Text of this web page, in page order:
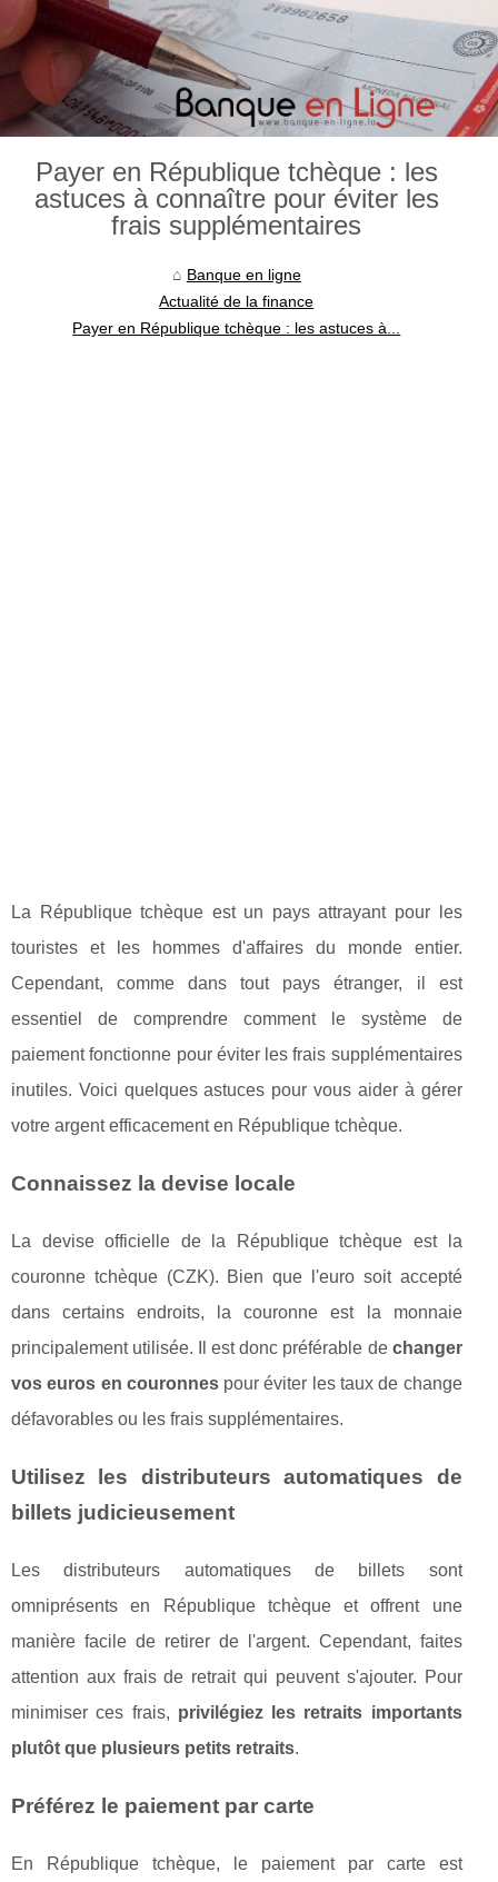
Payer en République tchèque : les
astuces à connaître pour éviter les
frais supplémentaires
Banque en ligne
Actualité de la finance
Payer en République tchèque : les astuces à...
La République tchèque est un pays attrayant pour les
touristes et les hommes d'affaires du monde entier.
Cependant, comme dans tout pays étranger, il est
essentiel de comprendre comment le système de
paiement fonctionne pour éviter les frais supplémentaires
inutiles. Voici quelques astuces pour vous aider à gérer
votre argent efficacement en République tchèque.
Connaissez la devise locale
La devise officielle de la République tchèque est la
couronne tchèque (CZK). Bien que l'euro soit accepté
dans certains endroits, la couronne est la monnaie
principalement utilisée. Il est donc préférable de changer
vos euros en couronnespour éviter les taux de change
défavorables ou les frais supplémentaires.
Utilisez les distributeurs automatiques de
billets judicieusement
Les distributeurs automatiques de billets sont
omniprésents en République tchèque et offrent une
manière facile de retirer de l'argent. Cependant, faites
attention aux frais de retrait qui peuvent s'ajouter. Pour
minimiser ces frais, privilégiez les retraits importants
plutôt que plusieurs petits retraits.
Préférez le paiement par carte
En République tchèque, le paiement par carte est